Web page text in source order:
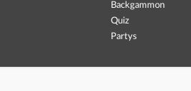
Backgammon
Quiz
Partys